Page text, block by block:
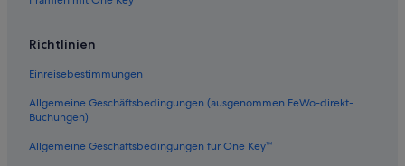
Hotels mit Fitnessbereich in Safaga
3-Sterne-Hotels in Safaga
Hotels mit Yoga in Soma Bay
Richtlinien
Einreisebestimmungen
Allgemeine Geschäftsbedingungen (ausgenommen FeWo-direkt-
Buchungen)
Allgemeine Geschäftsbedingungen für One Key™